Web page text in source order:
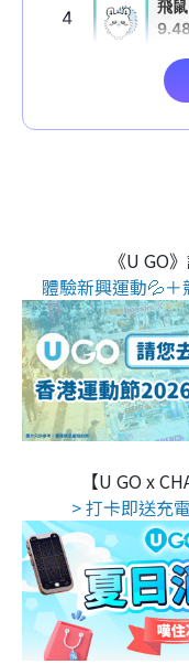
《U GO
體驗新興運動💦
【U GO x
> 打卡即送充